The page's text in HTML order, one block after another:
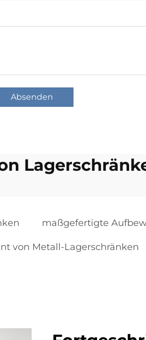
Absenden
maßgefertigte
von Metall-Lagerschränken